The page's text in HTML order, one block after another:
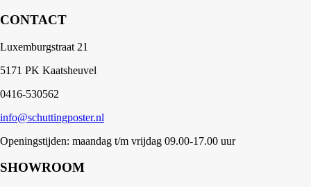
CONTACT
Luxemburgstraat 21
5171 PK Kaatsheuvel
0416-530562
info@schuttingposter.nl
Openingstijden: maandag t/m vrijdag 09.00-17.00 uur
SHOWROOM